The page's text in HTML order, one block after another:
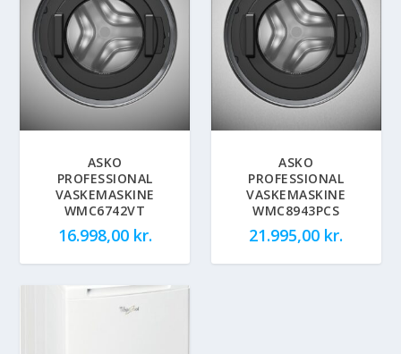
ASKO
PROFESSIONAL
VASKEMASKINE
WMC6742VT
16.998,00 kr.
ASKO
PROFESSIONAL
VASKEMASKINE
WMC8943PCS
21.995,00 kr.